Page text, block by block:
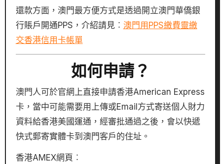
還款方面，澳門最方便方式是透過開立澳門華僑銀
行賬戶開通PPS，介紹請見︰ 澳門用PPS繳費靈繳
交香港信用卡帳單
如何申請？
澳門人可於官網上直接申請香港American Express
卡，當中可能需要用上傳或Email方式寄送個人財力
資料給香港美國運通，經審批通過之後，會以快遞
快式郵寄實體卡到澳門客戶的住址。
香港AMEX網頁︰